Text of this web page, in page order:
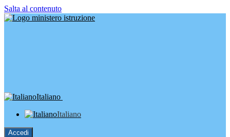
Salta al contenuto
Italiano
Italiano
Accedi